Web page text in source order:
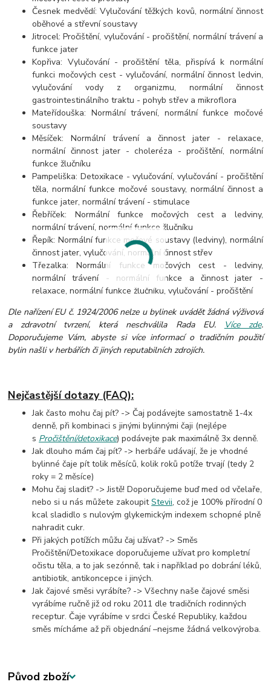
Česnek medvědí: Vylučování těžkých kovů, normální činnost
oběhové a střevní soustavy
Jitrocel: Pročištění, vylučování - pročištění, normální trávení a
funkce jater
Kopřiva: Vylučování - pročištění těla, přispívá k normální
funkci močových cest - vylučování, normální činnost ledvin,
vylučování vody z organizmu, normální činnost
gastrointestinálního traktu - pohyb střev a mikroflora
Mateřídouška: Normální trávení, normální funkce močové
soustavy
Měsíček: Normální trávení a činnost jater - relaxace,
normální činnost jater - choleréza - pročištění, normální
funkce žlučníku
Pampeliška: Detoxikace - vylučování, vylučování - pročištění
těla, normální funkce močové soustavy, normální činnost a
funkce jater, normální trávení - stimulace
Řebříček: Normální funkce močových cest a ledviny,
normální trávení, normální funkce žlučníku
Řepík: Normální funkce močové soustavy (ledviny), normální
činnost jater, vylučování, normální činnost střev
Třezalka: Normální funkce močových cest - ledviny,
normální trávení - normální funkce a činnost jater -
relaxace, normální funkce žlučníku, vylučování - pročištění
Dle nařízení EU č. 1924/2006 nelze u bylinek uvádět žádná výživová
a zdravotní tvrzení, která neschválila Rada EU.
Více zde.
Doporučujeme Vám, abyste si více informací o tradičním použití
bylin našli v herbářích či jiných reputabilních zdrojích.
Nejčastější dotazy (FAQ):
Jak často mohu čaj pít? -> Čaj podávejte samostatně 1-4x
denně, při kombinaci s jinými bylinnými čaji (nejlépe
s Pročištění/detoxikace) podávejte pak maximálně 3x denně.
Jak dlouho mám čaj pít? -> herbáře udávají, že je vhodné
bylinné čaje pít tolik měsíců, kolik roků potíže trvají (tedy 2
roky = 2 měsíce)
Mohu čaj sladit? -> Jistě! Doporučujeme buď med od včelaře,
nebo si u nás můžete zakoupitStevii, což je 100% přírodní 0
kcal sladidlo s nulovým glykemickým indexem schopné plně
nahradit cukr.
Při jakých potížích můžu čaj užívat? -> Směs
Pročištění/Detoxikace doporučujeme užívat pro kompletní
očistu těla, a to jak sezónně, tak i například po dobrání léků,
antibiotik, antikoncepce i jiných.
Jak čajové směsi vyrábíte? -> Všechny naše čajové směsi
vyrábíme ručně již od roku 2011 dle tradičních rodinných
receptur. Čaje vyrábíme v srdci České Republiky, každou
směs mícháme až při objednání –nejsme žádná velkovýroba.
Původ zboží